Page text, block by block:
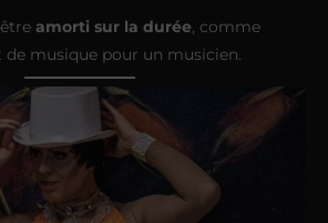
amorti sur la durée, comme
musique pour un musicien.